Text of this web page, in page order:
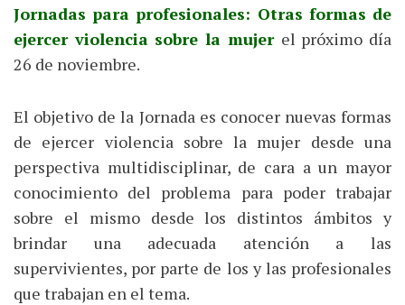
Jornadas para profesionales: Otras formas de
ejercer violencia sobre la mujer el próximo día
26 de noviembre.
El objetivo de la Jornada es conocer nuevas formas
de ejercer violencia sobre la mujer desde una
perspectiva multidisciplinar, de cara a un mayor
conocimiento del problema para poder trabajar
sobre el mismo desde los distintos ámbitos y
brindar una adecuada atención a las
supervivientes, por parte de los y las profesionales
que trabajan en el tema.